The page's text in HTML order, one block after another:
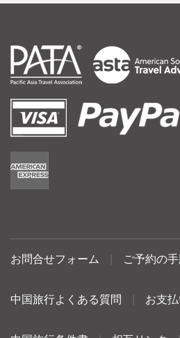
お問合せフォーム ご予約の
中国旅行よくある質問 お支